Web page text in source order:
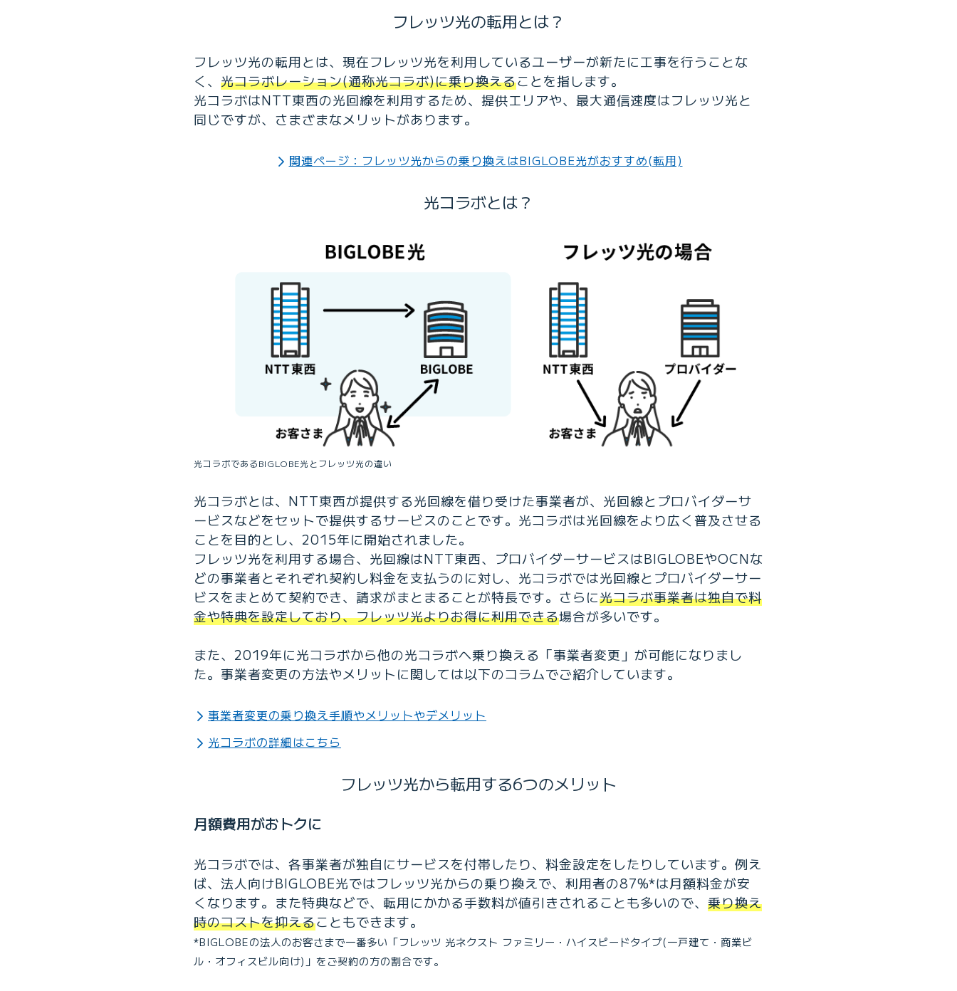
フレッツ光の転用とは？
フレッツ光の転用とは、現在フレッツ光を利用しているユーザーが新たに工事を行うことな
く、 光コラボレーション(通称光コラボ)に乗り換えることを指します。
光コラボはNTT東西の光回線を利用するため、提供エリアや、最大通信速度はフレッツ光と
同じですが、さまざまなメリットがあります。
関連ページ：フレッツ光からの乗り換えはBIGLOBE光がおすすめ(転用)
光コラボとは？
光コラボであるBIGLOBE光とフレッツ光の違い
光コラボとは、NTT東西が提供する光回線を借り受けた事業者が、光回線とプロバイダーサ
ービスなどをセットで提供するサービスのことです。光コラボは光回線をより広く普及させる
ことを目的とし、2015年に開始されました。
フレッツ光を利用する場合、光回線はNTT東西、プロバイダーサービスはBIGLOBEやOCNな
どの事業者とそれぞれ契約し料金を支払うのに対し、光コラボでは光回線とプロバイダーサー
ビスをまとめて契約でき、請求がまとまることが特長です。さらに光コラボ事業者は独自で料
金や特典を設定しており、フレッツ光よりお得に利用できる場合が多いです。
また、2019年に光コラボから他の光コラボへ乗り換える「事業者変更」が可能になりまし
た。事業者変更の方法やメリットに関しては以下のコラムでご紹介しています。
事業者変更の乗り換え手順やメリットやデメリット
光コラボの詳細はこちら
フレッツ光から転用する6つのメリット
月額費用がおトクに
光コラボでは、各事業者が独自にサービスを付帯したり、料金設定をしたりしています。例え
ば、法人向けBIGLOBE光ではフレッツ光からの乗り換えで、利用者の87%*は月額料金が安
くなります。また特典などで、転用にかかる手数料が値引きされることも多いので、 乗り換え
時のコストを抑えることもできます。
*BIGLOBEの法人のお客さまで一番多い「フレッツ 光ネクスト ファミリー・ハイスピードタイプ(一戸建て・商業ビ
ル・オフィスビル向け)」をご契約の方の割合です。